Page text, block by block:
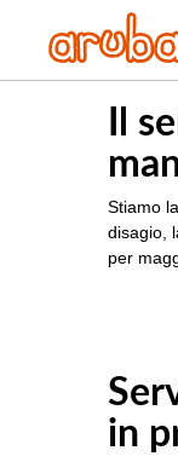
Il
Stiamo
disagio,
per
in